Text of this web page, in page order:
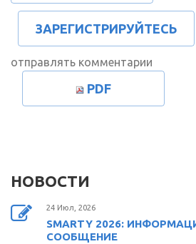
ЗАРЕГИСТРИРУЙТЕСЬ
отправлять комментарии
PDF
НОВОСТИ
24 Июл, 2026
SMARTY 2026:
СООБЩЕНИЕ